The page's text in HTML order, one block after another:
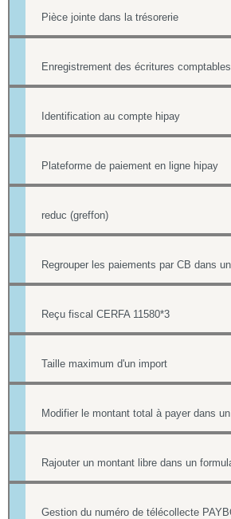
Pièce jointe dans la trésorerie
Enregistrement des écritures comptables
Identification au compte hipay
Plateforme de paiement en ligne hipay
reduc (greffon)
Reçu fiscal CERFA 11580*3
Taille maximum d'un import